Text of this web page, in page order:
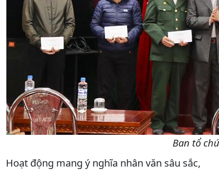
Ban tổ
Hoạt động mang ý nghĩa nhân văn sâu sắc,